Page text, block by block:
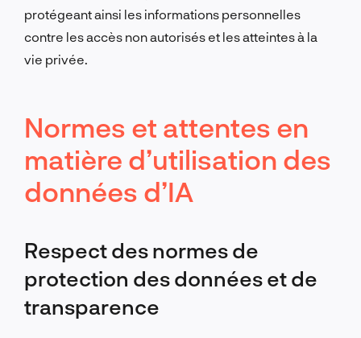
protégeant ainsi les informations personnelles
contre les accès non autorisés et les atteintes à la
vie privée.
Normes et attentes en
matière d’utilisation des
données d’IA
Respect des normes de
protection des données et de
transparence